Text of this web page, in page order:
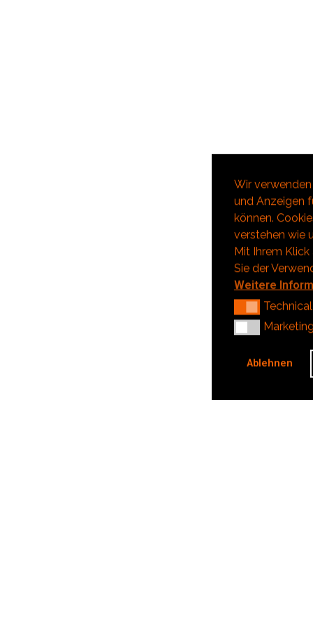
Wir
und Anzeigen
können.
verstehen wie
Mit Ihrem
Sie der
Weitere
TechnicalTechnical
Marketing
Ablehnen